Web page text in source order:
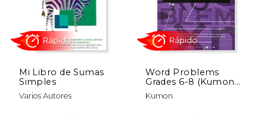
Rápido
Mi Libro de Sumas
Simples
Varios Autores
Word Problems
Grades 6-8 (Kumon
Math Workbooks) (en
Inglés)
Kumon